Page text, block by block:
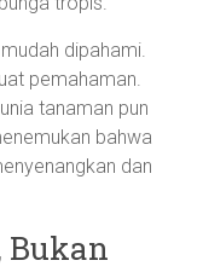
dipahami.
pemahaman.
tanaman pun
bahwa
dan
Bukan